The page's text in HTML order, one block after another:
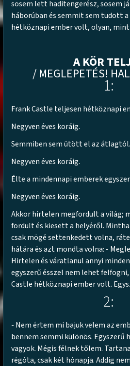
sosem lett haditengerész, sosem
háborúban és semmit sem tudott a
hétköznapi ember volt, olyan, mint
A KÖR
/ MEGLEPETÉS!
1:
Frank Castle teljesen hétköznapi
Negyven éves koráig.
Semmiben sem ütött el az átlagtól.
Negyven éves koráig.
Élte a mindennapi emberek
Negyven éves koráig.
Akkor hirtelen megfordult a világ;
fordult és kiesett a helyéről. Mintha
csak mögé settenkedett volna,
hátára és azt mondta volna: -
Hirtelen és váratlanul annyi
egyszerű ésszel nem lehet
Castle hétköznapi ember volt.
2:
- Nem értem mi bajuk velem az
bennem semmi különös. Egyszerű
vagyok. Mégis félnek tőlem.
régóta, csak két hónapja. Addig